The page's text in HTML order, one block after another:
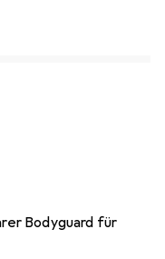
Bodyguard für